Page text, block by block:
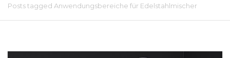
Posts tagged Anwendungsbereiche für Edelstahlmischer